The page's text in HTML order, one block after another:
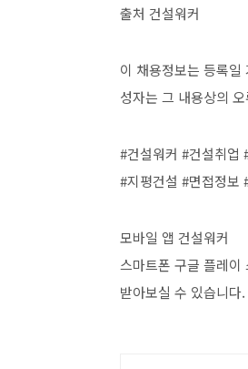
출처 건설워커
이 채용정보는 등록
성자는 그 내용상의
#건설워커 #건설취업
#지평건설 #면접정보
모바일 앱 건설워커
스마트폰 구글 플레이
받아보실 수 있습니다.